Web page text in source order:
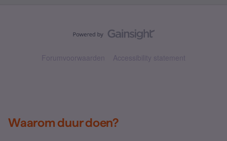
Forumvoorwaarden Accessibility statement
Waarom duur doen?